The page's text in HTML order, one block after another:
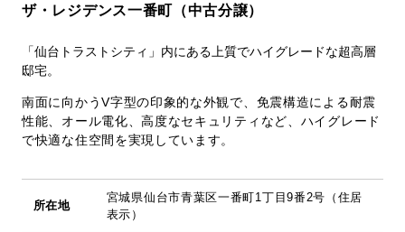
ザ・レジデンス一番町（中古分譲）
「仙台トラストシティ」内にある上質でハイグレードな超高層
邸宅。
南面に向かうV字型の印象的な外観で、免震構造による耐震
性能、オール電化、高度なセキュリティなど、ハイグレード
で快適な住空間を実現しています。
所在地
宮城県仙台市青葉区一番町1丁目9番2号（住居
表示）